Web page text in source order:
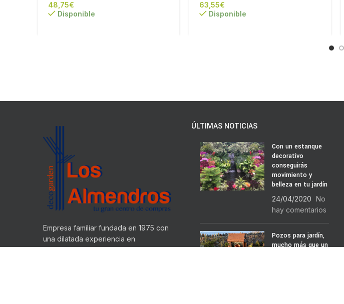
€
Disponible
€
Disponible
Empresa familiar fundada en 1975 con
una dilatada experiencia en
productos de diversos materiales
ÚLTIMAS NOTICIAS
Con un estanque
decorativo
conseguirás
movimiento y
belleza en tu jardín
24/04/2020 No
hay comentarios
Pozos para jardín,
mucho más que un